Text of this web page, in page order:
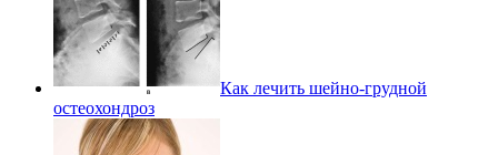
Как лечить шейно-грудной
остеохондроз